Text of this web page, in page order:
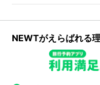
NEWTがえらばれる